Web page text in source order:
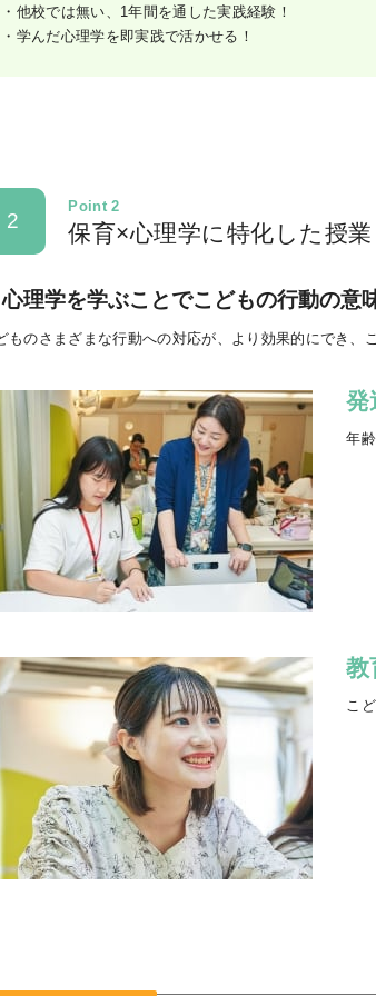
・他校では無い、1年間を通した実践経験！
・学んだ心理学を即実践で活かせる！
2
Point 2
保育×心理学に特化した授業
心理学を学ぶことでこどもの行動の意
ものさまざまな行動への対応が、より効果的にでき、
発
年
教
こ